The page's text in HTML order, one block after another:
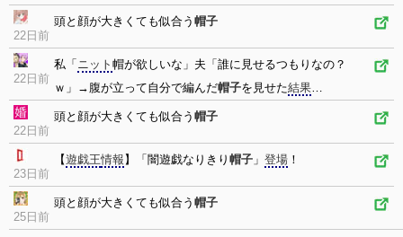
22日前
頭と顔が大きくても似合う 帽子
22日前
私「 ニット 帽が欲しいな」夫「誰に見せるつもりなの？
ｗ」→腹が立って自分で編んだ帽子を見せた結果…
22日前
頭と顔が大きくても似合う 帽子
23日前
【遊戯王情報 】「闇遊戯なりきり 帽子 」 登場 ！
25日前
頭と顔が大きくても似合う 帽子